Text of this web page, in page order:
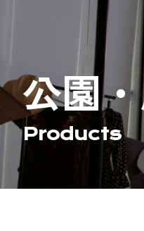
公園
Products